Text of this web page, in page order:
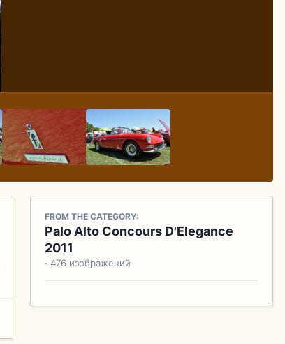
FROM THE CATEGORY:
Palo Alto Concours D'Elegance
2011
· 476 изображений